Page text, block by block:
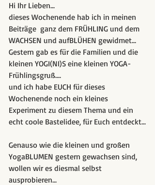
Hi Ihr Lieben...
dieses Wochenende hab ich in meinen
Beiträge  ganz dem FRÜHLING und dem
WACHSEN und aufBLÜHEN gewidmet...
Gestern gab es für die Familien und die
kleinen YOGI(NI)S eine kleinen YOGA-
Frühlingsgruß....
und ich habe EUCH für dieses
Wochenende noch ein kleines
Experiment zu diesem Thema und ein
echt coole Bastelidee, für Euch entdeckt...
Genauso wie die kleinen und großen
YogaBLUMEN gestern gewachsen sind,
wollen wir es diesmal selbst
ausprobieren...